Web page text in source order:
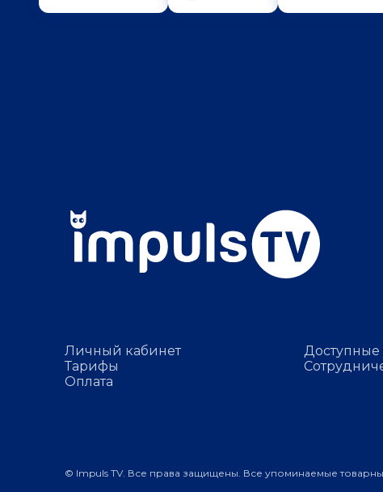
Личный кабинет
Тарифы
Оплата
Доступные
© Impuls TV. Все права защищены. Все упоминаемые